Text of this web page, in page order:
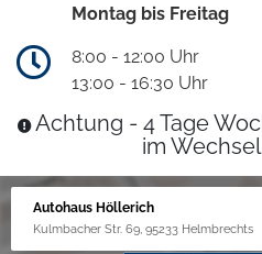
Montag bis Freitag
8:00 - 12:00 Uhr
13:00 - 16:30 Uhr
Achtung - 4 Tage
im
Autohaus Höllerich
Kulmbacher Str. 69, 95233 Helmbrechts